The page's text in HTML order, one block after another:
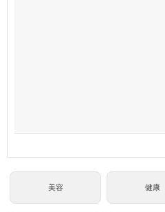
美容 健康